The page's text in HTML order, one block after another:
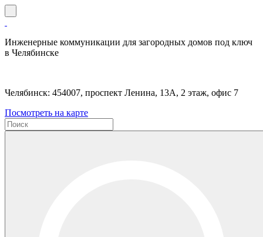
Инженерные коммуникации для загородных домов под ключ
в Челябинске
Челябинск: 454007, проспект Ленина, 13А, 2 этаж, офис 7
Посмотреть на карте